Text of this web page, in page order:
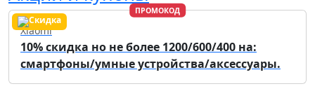
ПРОМОКОД
Xiaomi
10% скидка но не более 1200/600/400 на:
смартфоны/умные устройства/аксессуары.